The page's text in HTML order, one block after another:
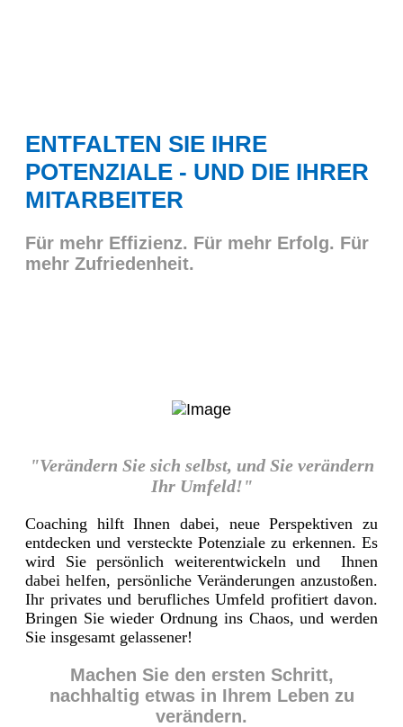
ENTFALTEN SIE IHRE
POTENZIALE - UND DIE IHRER
MITARBEITER
Für mehr Effizienz. Für mehr Erfolg. Für
mehr Zufriedenheit.
"Verändern Sie sich selbst, und Sie verändern
Ihr Umfeld!"
Coaching hilft Ihnen dabei, neue Perspektiven zu
entdecken und versteckte Potenziale zu erkennen. Es
wird Sie persönlich weiterentwickeln und Ihnen
dabei helfen, persönliche Veränderungen anzustoßen.
Ihr privates und berufliches Umfeld profitiert davon.
Bringen Sie wieder Ordnung ins Chaos, und werden
Sie insgesamt gelassener!
Machen Sie den ersten Schritt,
nachhaltig etwas in Ihrem Leben zu
verändern.